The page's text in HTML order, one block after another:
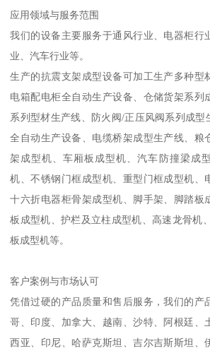
应用领域与服务范围
我们的设备主要服务于通风行业、电器柜行
业、汽车行业等。
生产的抗震支架成型设备可加工生产多种型
电箱配电柜全自动生产设备、仓储货架系列
系列型材生产线、防火阀/正压风阀系列成型
全自动生产设备、电缆桥架成型生产线、粮
架成型机、车厢板成型机、汽车防撞梁成
机、不锈钢门框成型机、重型门框成型机、
十六折电器柜骨架成型机、脚手架、脚踏板
板成型机、护栏及立柱成型机、高速龙骨机
板成型机等。
客户案例与市场认可
凭借过硬的产品质量和售后服务，我们的产
哥、印度、加拿大、越南、沙特、阿根廷、
西亚、印尼、哈萨克斯坦、吉尔吉斯斯坦、